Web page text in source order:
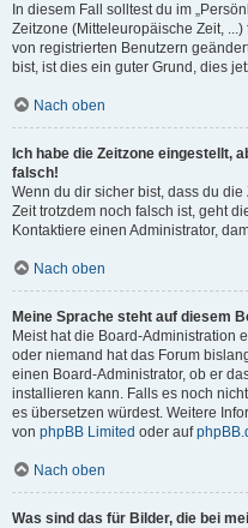
In diesem Fall solltest du im
Zeitzone (Mitteleuropäische Zeit,
von registrierten Benutzern
bist, ist dies ein guter Grund, dies
Nach oben
Ich habe die Zeitzone eingestellt,
falsch!
Wenn du dir sicher bist, dass du
Zeit trotzdem noch falsch ist, geht
Kontaktiere einen Administrator,
Nach oben
Meine Sprache steht auf diesem
Meist hat die Board-Administration
oder niemand hat das Forum
einen Board-Administrator, ob er
installieren kann. Falls es noch
es übersetzen würdest. Weitere
von phpBB Limited oder auf
Nach oben
Was sind das für Bilder, die bei